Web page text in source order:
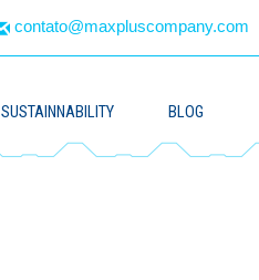
contato@maxpluscompany.com
SUSTAINNABILITY BLOG